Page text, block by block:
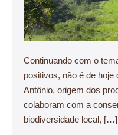
Continuando com o
positivos, não é de hoje
Antônio, origem dos
colaboram com a
biodiversidade local, […]